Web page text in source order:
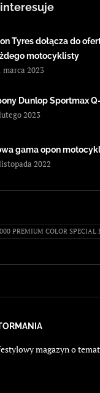
Tyres dołącza do
motocyklisty
marca 2023
Dunlop Sportmax
2023
gama opon
2022
PREMIUM COLOR SPECIAL
magazyn o